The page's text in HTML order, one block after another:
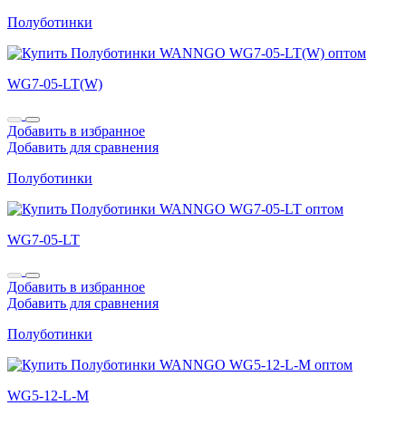
Полуботинки
WG7-05-LT(W)
Добавить в избранное
Добавить для сравнения
Полуботинки
WG7-05-LT
Добавить в избранное
Добавить для сравнения
Полуботинки
WG5-12-L-M